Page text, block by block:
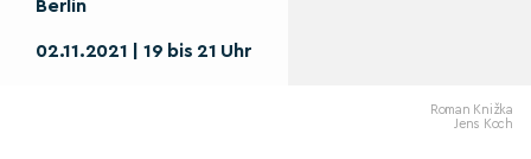
Berlin
02.11.2021 | 19 bis 21 Uhr
Roman Knižka
Jens Koch